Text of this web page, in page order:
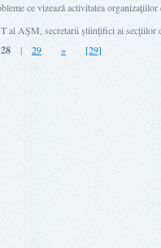
ce vizează activitatea
al AŞM, secretarii ştiinţifici ai secţiilor
28 | 29 » [29]